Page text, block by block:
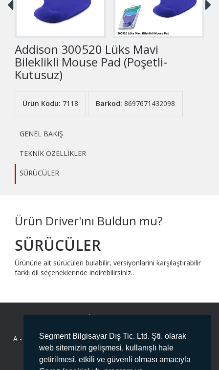
Segment Bilgisayar Dış Tic. Ltd. Şti. olarak
web sitemizin gelişmesi, kullanışlı hale
getirilmesi, etkili ve güvenli olması amacıyla
Addison 300520 Lüks Mavi
Bileklikli Mouse Pad (Poşetli-
Kutusuz)
Ürün Kodu: 7118 Barkod: 8697671432098
GENEL BAKIŞ
TEKNİK ÖZELLİKLER
SÜRÜCÜLER
Ürün Driver'ını Buldun mu?
SÜRÜCÜLER
Ürününe ait sürücüleri bulabilir, versiyonlarini karşılaştırabilir
farklı dil seçeneklerinde indirebilirsiniz..
A -
Deliklikaya Mahallesi Fersah Caddesi No:136 İç Kapı No :1
ARNAVUTKÖY/İSTANBUL PK:34555
T - 444 78 99